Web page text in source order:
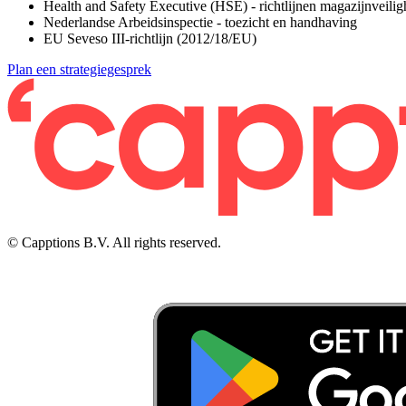
Health and Safety Executive (HSE) - richtlijnen
Nederlandse Arbeidsinspectie - toezicht en handhaving
EU Seveso III-richtlijn (2012/18/EU)
Plan een strategiegesprek
© Capptions B.V. All rights reserved.